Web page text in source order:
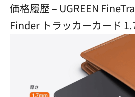
価格履歴 – UGREEN
Finder トラッカーカード